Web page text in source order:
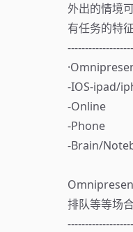
外出的情境
有任务的特
⁃IOS-ipad/
⁃Online
⁃Phone
⁃Brain/
排队等等场